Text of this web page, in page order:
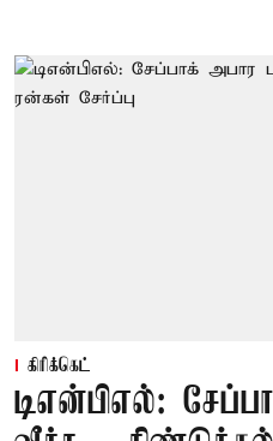
கிரிக்கெட்
டிஎன்பிஎல்: